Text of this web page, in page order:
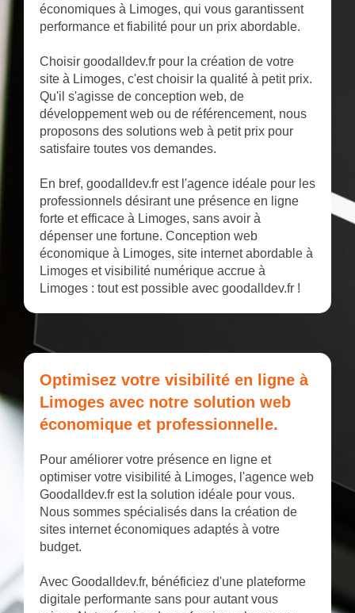
économiques à Limoges, qui vous garantissent
performance et fiabilité pour un prix abordable.
Choisir goodalldev.fr pour la création de votre
site à Limoges, c'est choisir la qualité à petit prix.
Qu'il s'agisse de conception web, de
développement web ou de référencement, nous
proposons des solutions web à petit prix pour
satisfaire toutes vos demandes.
En bref, goodalldev.fr est l'agence idéale pour les
professionnels désirant une présence en ligne
forte et efficace à Limoges, sans avoir à
dépenser une fortune. Conception web
économique à Limoges, site internet abordable à
Limoges et visibilité numérique accrue à
Limoges : tout est possible avec goodalldev.fr !
Optimisez votre visibilité en ligne à
Limoges avec notre solution web
économique et professionnelle.
Pour améliorer votre présence en ligne et
optimiser votre visibilité à Limoges, l'agence web
Goodalldev.fr est la solution idéale pour vous.
Nous sommes spécialisés dans la création de
sites internet économiques adaptés à votre
budget.
Avec Goodalldev.fr, bénéficiez d'une plateforme
digitale performante sans pour autant vous